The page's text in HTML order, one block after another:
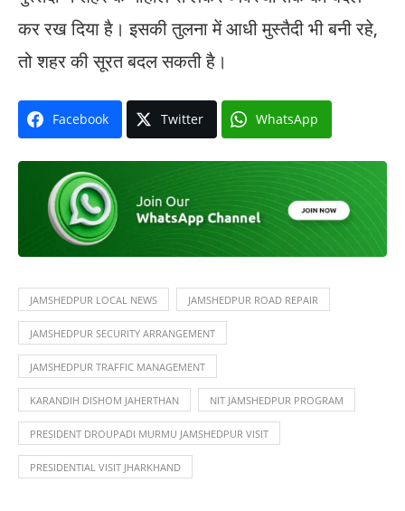
कर रख दिया है। इसकी तुलना में आधी मुस्तैदी भी बनी रहे,
तो शहर की सूरत बदल सकती है।
Facebook Twitter WhatsApp
JAMSHEDPUR LOCAL NEWS JAMSHEDPUR ROAD REPAIR
JAMSHEDPUR SECURITY ARRANGEMENT
JAMSHEDPUR TRAFFIC MANAGEMENT
KARANDIH DISHOM JAHERTHAN NIT JAMSHEDPUR PROGRAM
PRESIDENT DROUPADI MURMU JAMSHEDPUR VISIT
PRESIDENTIAL VISIT JHARKHAND